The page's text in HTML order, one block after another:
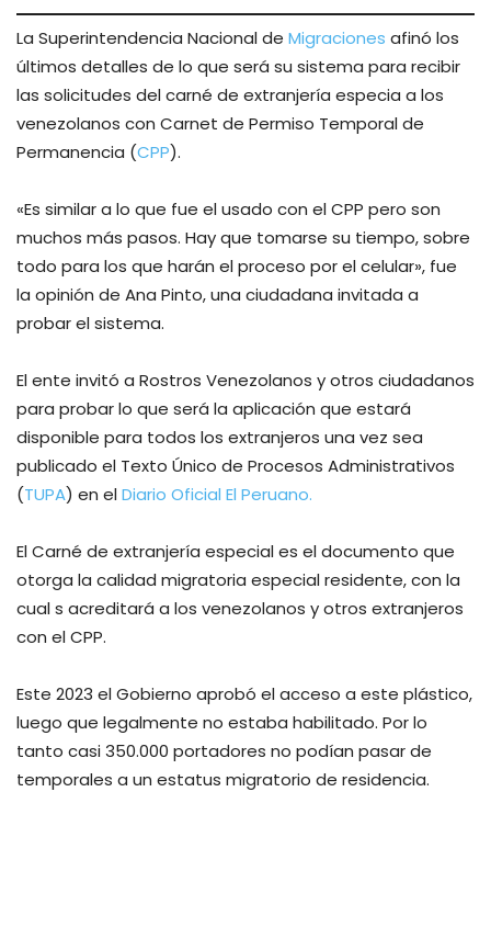
La Superintendencia Nacional de Migraciones afinó los
últimos detalles de lo que será su sistema para recibir
las solicitudes del carné de extranjería especia a los
venezolanos con Carnet de Permiso Temporal de
Permanencia (CPP).
«Es similar a lo que fue el usado con el CPP pero son
muchos más pasos. Hay que tomarse su tiempo, sobre
todo para los que harán el proceso por el celular», fue
la opinión de Ana Pinto, una ciudadana invitada a
probar el sistema.
El ente invitó a Rostros Venezolanos y otros ciudadanos
para probar lo que será la aplicación que estará
disponible para todos los extranjeros una vez sea
publicado el Texto Único de Procesos Administrativos
(TUPA) en elDiario Oficial El Peruano.
El Carné de extranjería especial es el documento que
otorga la calidad migratoria especial residente, con la
cual s acreditará a los venezolanos y otros extranjeros
con el CPP.
Este 2023 el Gobierno aprobó el acceso a este plástico,
luego que legalmente no estaba habilitado. Por lo
tanto casi 350.000 portadores no podían pasar de
temporales a un estatus migratorio de residencia.